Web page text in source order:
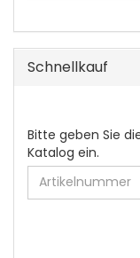
Schnellkauf
BITTE
GEBEN
SIE
DIE
ARTIKELNUMMER
Bitte geben Sie
Katalog ein.